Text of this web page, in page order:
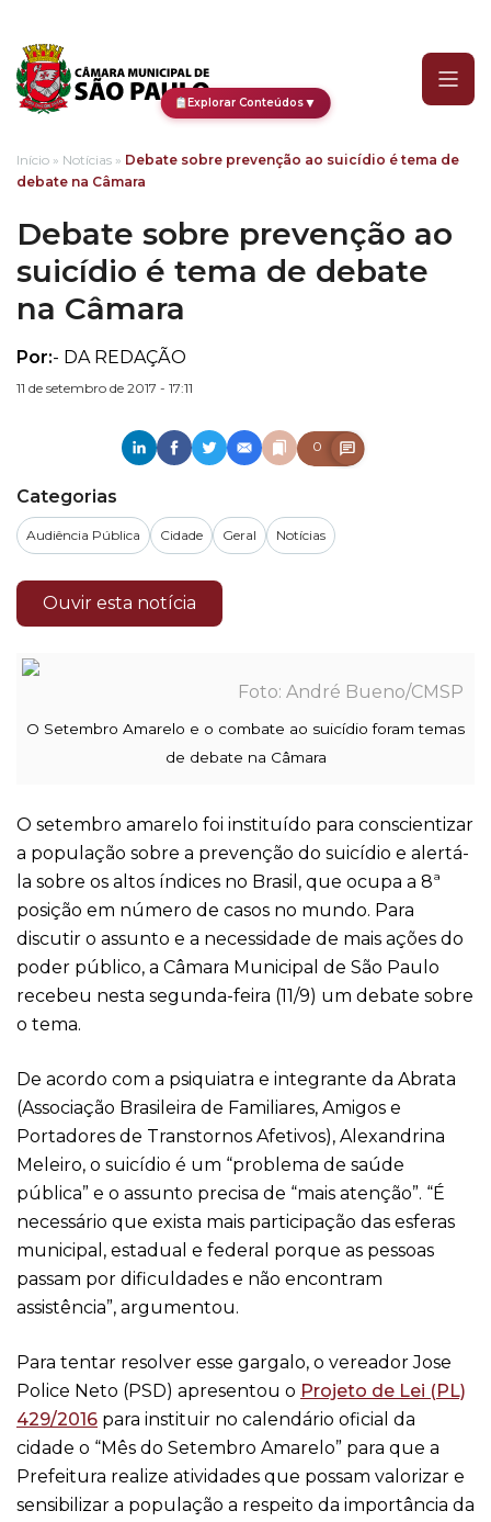
Explorar Conteúdos▼
Início » Notícias » Debate sobre prevenção ao suicídio é tema de
debate na Câmara
Debate sobre prevenção ao
suicídio é tema de debate
na Câmara
Por:- DA REDAÇÃO
11 de setembro de 2017 - 17:11
0
Categorias
Audiência Pública Cidade Geral Notícias
Ouvir esta notícia
André Bueno/CMSP
O Setembro Amarelo e o combate ao suicídio foram temas
de debate na Câmara
O setembro amarelo foi instituído para conscientizar
a população sobre a prevenção do suicídio e alertá-
la sobre os altos índices no Brasil, que ocupa a 8ª
posição em número de casos no mundo. Para
discutir o assunto e a necessidade de mais ações do
poder público, a Câmara Municipal de São Paulo
recebeu nesta segunda-feira (11/9) um debate sobre
o tema.
De acordo com a psiquiatra e integrante da Abrata
(Associação Brasileira de Familiares, Amigos e
Portadores de Transtornos Afetivos), Alexandrina
Meleiro, o suicídio é um “problema de saúde
pública” e o assunto precisa de “mais atenção”. “É
necessário que exista mais participação das esferas
municipal, estadual e federal porque as pessoas
passam por dificuldades e não encontram
assistência”, argumentou.
Para tentar resolver esse gargalo, o vereador Jose
Police Neto (PSD) apresentou o Projeto de Lei (PL)
429/2016 para instituir no calendário oficial da
cidade o “Mês do Setembro Amarelo” para que a
Prefeitura realize atividades que possam valorizar e
sensibilizar a população a respeito da importância da